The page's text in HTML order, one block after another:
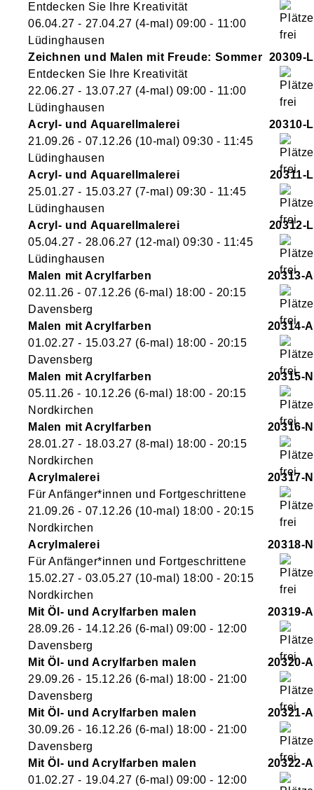
Entdecken Sie Ihre Kreativität
06.04.27 - 27.04.27 (4-mal) 09:00 - 11:00
Lüdinghausen
Zeichnen und Malen mit Freude: Sommer 20309-L
Entdecken Sie Ihre Kreativität
22.06.27 - 13.07.27 (4-mal) 09:00 - 11:00
Lüdinghausen
Acryl- und Aquarellmalerei
20310-L
21.09.26 - 07.12.26 (10-mal)09:30 - 11:45
Lüdinghausen
Acryl- und Aquarellmalerei
20311-L
25.01.27 - 15.03.27 (7-mal) 09:30 - 11:45
Lüdinghausen
Acryl- und Aquarellmalerei
20312-L
05.04.27 - 28.06.27 (12-mal)09:30 - 11:45
Lüdinghausen
Malen mit Acrylfarben
20313-A
02.11.26 - 07.12.26 (6-mal) 18:00 - 20:15
Davensberg
Malen mit Acrylfarben
20314-A
01.02.27 - 15.03.27 (6-mal) 18:00 - 20:15
Davensberg
Malen mit Acrylfarben
20315-N
05.11.26 - 10.12.26 (6-mal) 18:00 - 20:15
Nordkirchen
Malen mit Acrylfarben
20316-N
28.01.27 - 18.03.27 (8-mal) 18:00 - 20:15
Nordkirchen
Acrylmalerei
20317-N
Für Anfänger*innen und Fortgeschrittene
21.09.26 - 07.12.26 (10-mal) 18:00 - 20:15
Nordkirchen
Acrylmalerei
20318-N
Für Anfänger*innen und Fortgeschrittene
15.02.27 - 03.05.27 (10-mal) 18:00 - 20:15
Nordkirchen
Mit Öl- und Acrylfarben malen
20319-A
28.09.26 - 14.12.26 (6-mal) 09:00 - 12:00
Davensberg
Mit Öl- und Acrylfarben malen
20320-A
29.09.26 - 15.12.26 (6-mal) 18:00 - 21:00
Davensberg
Mit Öl- und Acrylfarben malen
20321-A
30.09.26 - 16.12.26 (6-mal) 18:00 - 21:00
Davensberg
Mit Öl- und Acrylfarben malen
20322-A
01.02.27 - 19.04.27 (6-mal) 09:00 - 12:00